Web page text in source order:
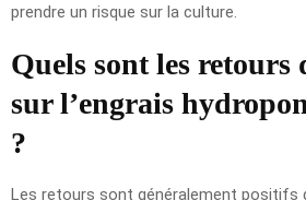
prendre un risque sur la culture.
Quels sont les retours
sur l’engrais
?
Les retours sont généralement positifs